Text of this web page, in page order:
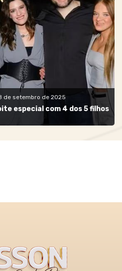
de setembro de 2025
especial com 4 dos 5 filhos